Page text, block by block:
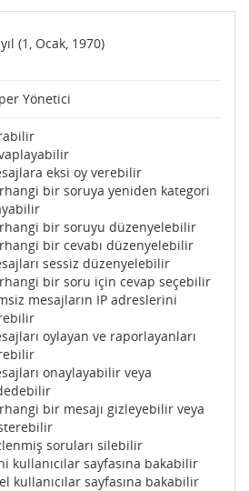
(1, Ocak, 1970)
Yönetici
eksi oy verebilir
bir soruya yeniden kategori
bir soruyu düzenyelebilir
bir cevabı düzenyelebilir
sessiz düzenyelebilir
bir soru için cevap seçebilir
mesajların IP adreslerini
oylayan ve raporlayanları
onaylayabilir veya
bir mesajı gizleyebilir veya
soruları silebilir
kullanıcılar sayfasına bakabilir
kullanıcılar sayfasına bakabilir